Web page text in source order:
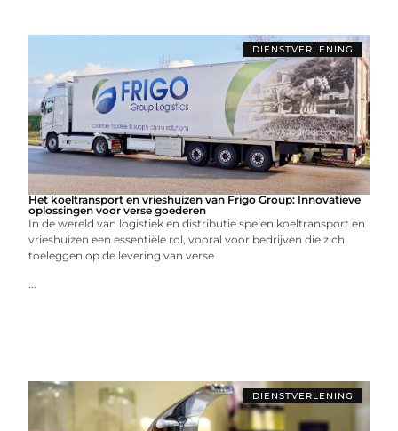
DIENSTVERLENING
Het koeltransport en vrieshuizen van Frigo Group: Innovatieve
oplossingen voor verse goederen
In de wereld van logistiek en distributie spelen koeltransport en
vrieshuizen een essentiële rol, vooral voor bedrijven die zich
toeleggen op de levering van verse
...
DIENSTVERLENING